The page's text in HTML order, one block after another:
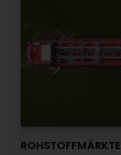
ROHSTOFFMÄRKTE